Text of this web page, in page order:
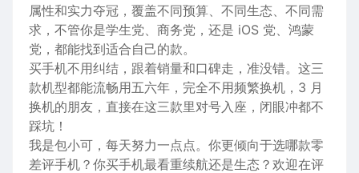
属性和实力夺冠，覆盖不同预算、不同生态、不同需
求，不管你是学生党、商务党，还是 iOS 党、鸿蒙
党，都能找到适合自己的款。
买手机不用纠结，跟着销量和口碑走，准没错。这三
款机型都能流畅用五六年，完全不用频繁换机，3 月
换机的朋友，直接在这三款里对号入座，闭眼冲都不
踩坑！
我是包小可，每天努力一点点。你更倾向于选哪款零
差评手机？你买手机最看重续航还是生态？欢迎在评